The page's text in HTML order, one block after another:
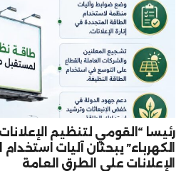
رئيسا “القومي لتنظيم
الكهرباء” يبحثان آليات
الإعلانات على الطرق العامة